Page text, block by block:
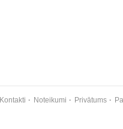
Kontakti Noteikumi Privātums